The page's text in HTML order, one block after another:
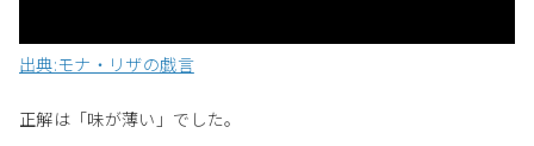
出典:モナ・リザの戯言
正解は「味が薄い」でした。